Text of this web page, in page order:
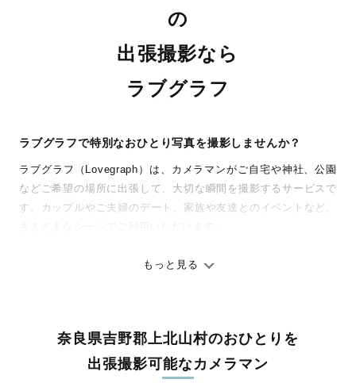
の
出張撮影なら
ラブグラフ
ラブグラフで特別なおひとり写真を撮影しませんか？
ラブグラフ（Lovegraph）は、カメラマンがご自宅や神社、公園
などご希望の場所に出張して、大切な瞬間を撮影するサービスで
す。カップルやご夫婦のデート、家族や友達とのイベントなど、
ありのままの空気感を大切に、何十年経っても見返したくなるよ
料金は全国どこでも一律。わかりやすく安心の価格設定です。オ
リジナルの研修と厳正な審査に合格し、撮影技術やホスピタリテ
ィを身につけたプロのカメラマンが全国47都道府県に在籍してい
もっと見る
奈良県吉野郡上北山村のおひとりを
出張撮影可能なカメラマン